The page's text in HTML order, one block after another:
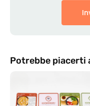
Potrebbe piacerti